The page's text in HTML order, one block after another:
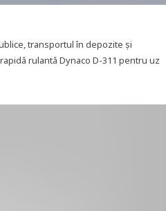
transportul în depozite și
rulantă Dynaco D-311 pentru uz